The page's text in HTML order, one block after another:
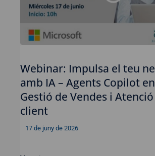
Webinar: Impulsa el teu
amb IA – Agents Copilot
Gestió de Vendes i
client
17 de juny de 2026